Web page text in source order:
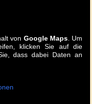
von Google Maps. Um
klicken Sie auf die
dass dabei Daten an